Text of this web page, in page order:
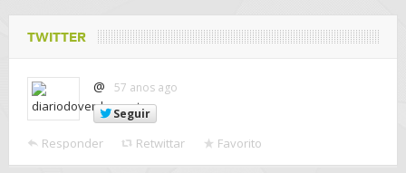
TWITTER
@
57 anos ago
Seguir
Responder Retwittar Favorito